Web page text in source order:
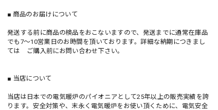
■ 商品のお届けについて
発送する前に商品の検品をおこないますので、発送までに通常在庫品
でも7～10営業日のお時間を頂いております。詳細な納期につきまし
ては ご購入前にお問い合わせ下さい。
■ 当店について
当店は日本での電気暖炉のパイオニアとして25年以上の販売実績を誇
ります。安全対策や、末永く電気暖炉をお使い頂くために、電気安全